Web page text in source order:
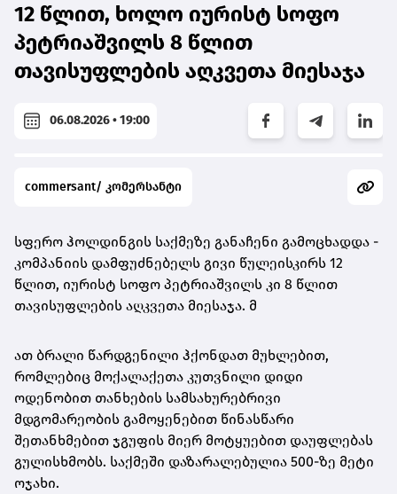
12 წლით, ხოლო იურისტ სოფო
პეტრიაშვილს 8 წლით
თავისუფლების აღკვეთა მიესაჯა
06.08.2026 • 19:00
commersant/ კომერსანტი
სფერო ჰოლდინგის საქმეზე განაჩენი გამოცხადდა -
კომპანიის დამფუძნებელს გივი წულეისკირს 12
წლით, იურისტ სოფო პეტრიაშვილს კი 8 წლით
თავისუფლების აღკვეთა მიესაჯა. მ
ათ ბრალი წარდგენილი ჰქონდათ მუხლებით,
რომლებიც მოქალაქეთა კუთვნილი დიდი
ოდენობით თანხების სამსახურებრივი
მდგომარეობის გამოყენებით წინასწარი
შეთანხმებით ჯგუფის მიერ მოტყუებით დაუფლებას
გულისხმობს. საქმეში დაზარალებულია 500-ზე მეტი
ოჯახი.